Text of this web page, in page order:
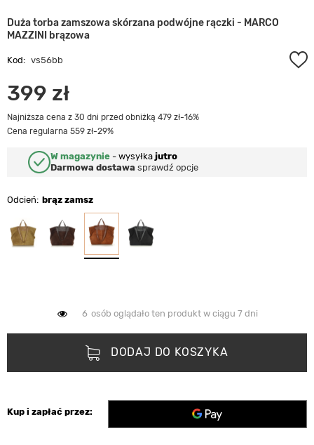
Duża torba zamszowa skórzana podwójne rączki - MARCO
MAZZINI brązowa
Kod: vs56bb
399 zł
Najniższa cena z 30 dni przed obniżką 479 zł-16%
Cena regularna 559 zł-29%
W magazynie - wysyłka jutro
Darmowa dostawa sprawdź opcje
Odcień brąz zamsz
6 osób oglądało ten produkt w ciągu 7 dni
DODAJ DO KOSZYKA
Kup i zapłać przez: